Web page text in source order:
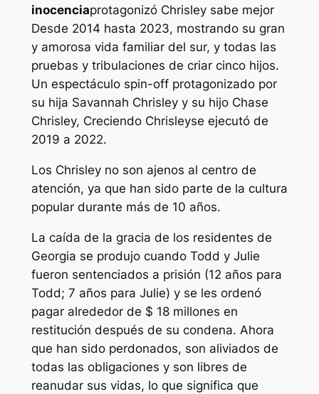
inocenciaprotagonizó Chrisley sabe mejor
Desde 2014 hasta 2023, mostrando su gran
y amorosa vida familiar del sur, y todas las
pruebas y tribulaciones de criar cinco hijos.
Un espectáculo spin-off protagonizado por
su hija Savannah Chrisley y su hijo Chase
Chrisley, Creciendo Chrisleyse ejecutó de
2019 a 2022.
Los Chrisley no son ajenos al centro de
atención, ya que han sido parte de la cultura
popular durante más de 10 años.
La caída de la gracia de los residentes de
Georgia se produjo cuando Todd y Julie
fueron sentenciados a prisión (12 años para
Todd; 7 años para Julie) y se les ordenó
pagar alrededor de $ 18 millones en
restitución después de su condena. Ahora
que han sido perdonados, son aliviados de
todas las obligaciones y son libres de
reanudar sus vidas, lo que significa que